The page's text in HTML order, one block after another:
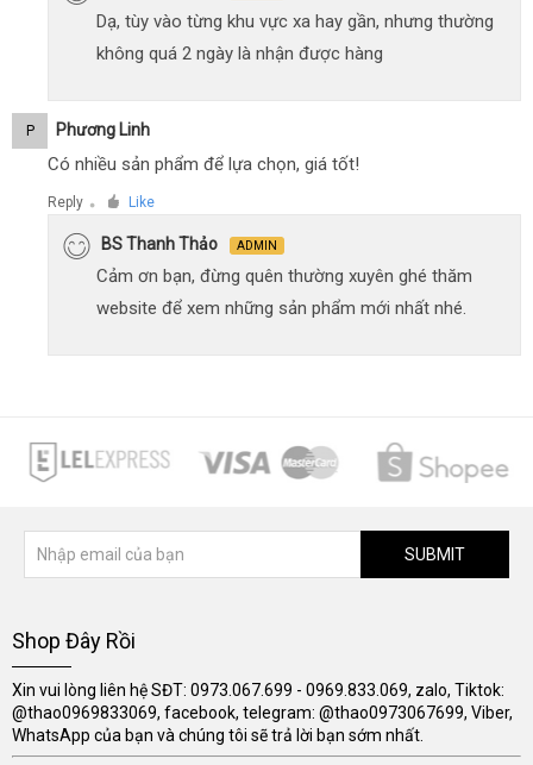
Dạ, tùy vào từng khu vực xa hay gần, nhưng thường
không quá 2 ngày là nhận được hàng
P Phương Linh
Có nhiều sản phẩm để lựa chọn, giá tốt!
Reply ● Like
BS Thanh Thảo ADMIN
Cảm ơn bạn, đừng quên thường xuyên ghé thăm
website để xem những sản phẩm mới nhất nhé.
SUBMIT
Shop Đây Rồi
Xin vui lòng liên hệ SĐT: 0973.067.699 - 0969.833.069, zalo, Tiktok:
@thao0969833069, facebook, telegram: @thao0973067699, Viber,
WhatsApp của bạn và chúng tôi sẽ trả lời bạn sớm nhất.